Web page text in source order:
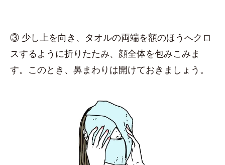
③ 少し上を向き、タオルの両端を額のほうへクロ
スするように折りたたみ、顔全体を包みこみま
す。このとき、鼻まわりは開けておきましょう。